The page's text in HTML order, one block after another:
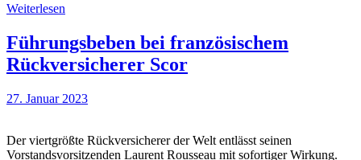
Weiterlesen
Führungsbeben bei französischem
Rückversicherer Scor
27. Januar 2023
Der viertgrößte Rückversicherer der Welt entlässt seinen
Vorstandsvorsitzenden Laurent Rousseau mit sofortiger Wirkung.